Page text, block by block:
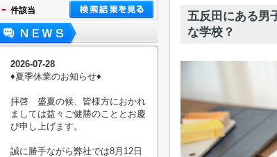
五反田にある男
な学校？
- 件該当
2026-07-28
♦︎夏季休業のお知らせ♦︎
拝啓 盛夏の候、皆様方におかれ
ましては益々ご健勝のこととお慶
び申し上げます。
誠に勝手ながら弊社では8月12日